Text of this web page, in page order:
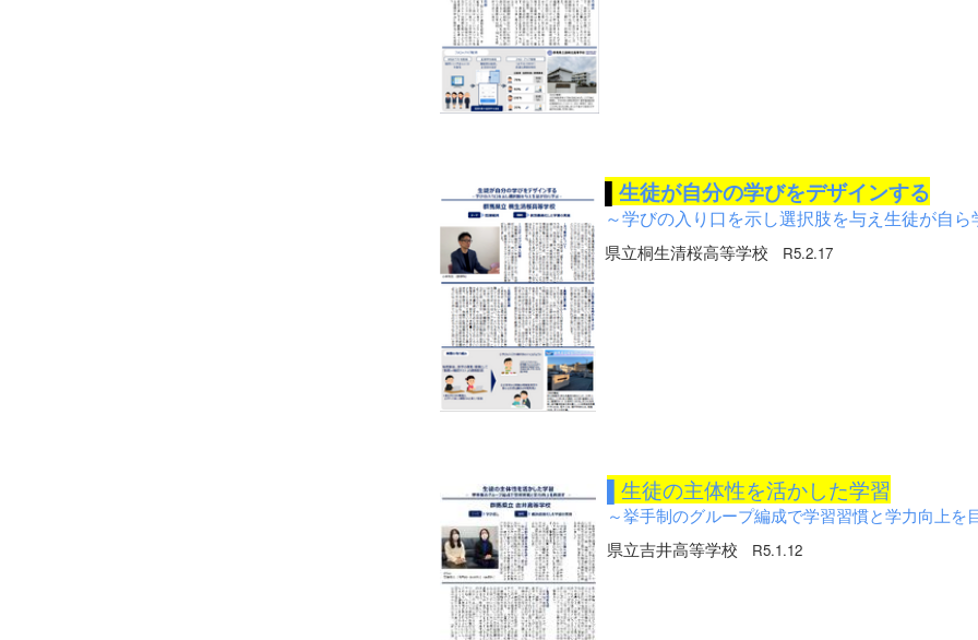
▌ 生徒が自分の学びをデザインする
～学びの入り口を示し選択肢を与え生徒が自ら
県立桐生清桜高等学校 R5.2.17
▌生徒の主体性を活かした学習
～挙手制のグループ編成で学習習慣と学力向上を
県立吉井高等学校 R5.1.12